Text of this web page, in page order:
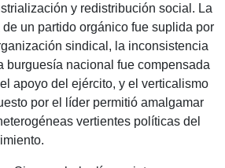
y redistribución social. La
de un partido orgánico fue suplida por
sindical, la inconsistencia
burguesía nacional fue compensada
apoyo del ejército, y el verticalismo
por el líder permitió amalgamar
vertientes políticas del